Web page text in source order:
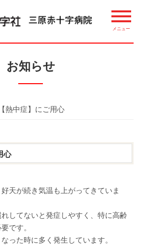
める掲示事項
お知らせ
【熱中症】にご用心
心
天が続き気温も上がってきていま
してないと発症しやすく、特に高齢
です。
った時に多く発生しています。